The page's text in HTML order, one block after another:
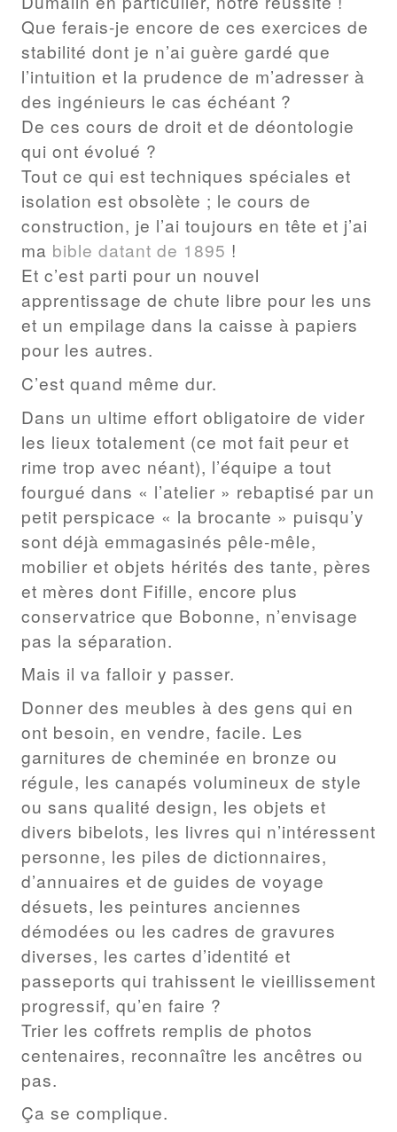
Que ferais-je encore de ces exercices de
stabilité dont je n’ai guère gardé que
l’intuition et la prudence de m’adresser à
des ingénieurs le cas échéant ?
De ces cours de droit et de déontologie
qui ont évolué ?
Tout ce qui est techniques spéciales et
isolation est obsolète ; le cours de
construction, je l’ai toujours en tête et j’ai
ma bible datant de 1895 !
Et c’est parti pour un nouvel
apprentissage de chute libre pour les uns
et un empilage dans la caisse à papiers
pour les autres.
C’est quand même dur.
Dans un ultime effort obligatoire de vider
les lieux totalement (ce mot fait peur et
rime trop avec néant), l’équipe a tout
fourgué dans « l’atelier » rebaptisé par un
petit perspicace « la brocante » puisqu’y
sont déjà emmagasinés pêle-mêle,
mobilier et objets hérités des tante, pères
et mères dont Fifille, encore plus
conservatrice que Bobonne, n’envisage
pas la séparation.
Mais il va falloir y passer.
Donner des meubles à des gens qui en
ont besoin, en vendre, facile. Les
garnitures de cheminée en bronze ou
régule, les canapés volumineux de style
ou sans qualité design, les objets et
divers bibelots, les livres qui n’intéressent
personne, les piles de dictionnaires,
d’annuaires et de guides de voyage
désuets, les peintures anciennes
démodées ou les cadres de gravures
diverses, les cartes d’identité et
passeports qui trahissent le vieillissement
progressif, qu’en faire ?
Trier les coffrets remplis de photos
centenaires, reconnaître les ancêtres ou
pas.
Ça se complique.